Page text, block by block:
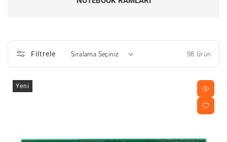
Filtrele 98 Ürün
Yeni